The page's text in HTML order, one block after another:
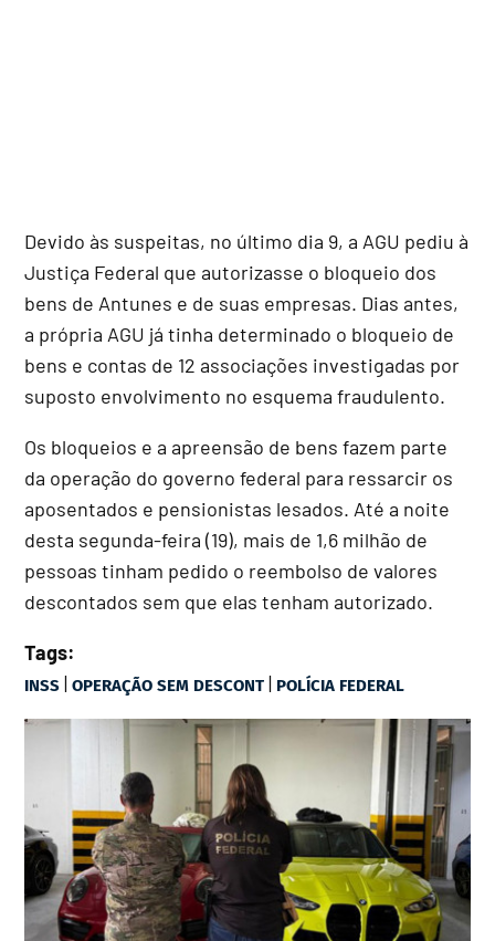
Devido às suspeitas, no último dia 9, a AGU pediu à
Justiça Federal que autorizasse o bloqueio dos
bens de Antunes e de suas empresas. Dias antes,
a própria AGU já tinha determinado o bloqueio de
bens e contas de 12 associações investigadas por
suposto envolvimento no esquema fraudulento.
Os bloqueios e a apreensão de bens fazem parte
da operação do governo federal para ressarcir os
aposentados e pensionistas lesados. Até a noite
desta segunda-feira (19), mais de 1,6 milhão de
pessoas tinham pedido o reembolso de valores
descontados sem que elas tenham autorizado.
Tags:
INSS |OPERAÇÃO SEM DESCONT | POLÍCIA FEDERAL